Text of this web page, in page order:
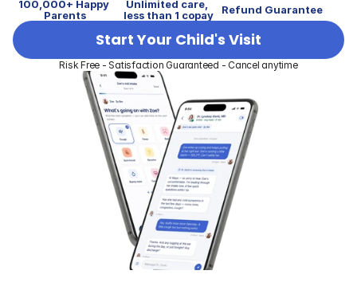
Start Your Child's Visit
100,000+ Happy
Parents
Unlimited care,
less than 1 copay
Refund Guarantee
Risk Free - Satisfaction Guaranteed - Cancel anytime